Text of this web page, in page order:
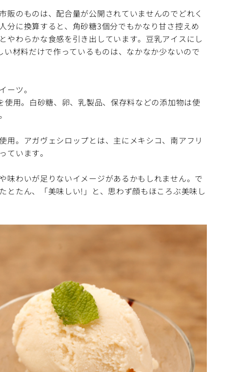
のものは、配合量が公開されていませんのでどれく
分に換算すると、角砂糖3個分でもかなり甘さ控えめ
わらかな食感を引き出しています。豆乳アイスにし
材料だけで作っているものは、なかなか少ないので
ーツ。
用。白砂糖、卵、乳製品、保存料などの添加物は使
。アガヴェシロップとは、主にメキシコ、南アフリ
ています。
味わいが足りないイメージがあるかもしれません。で
とたん、「美味しい!」と、思わず顔もほころぶ美味し